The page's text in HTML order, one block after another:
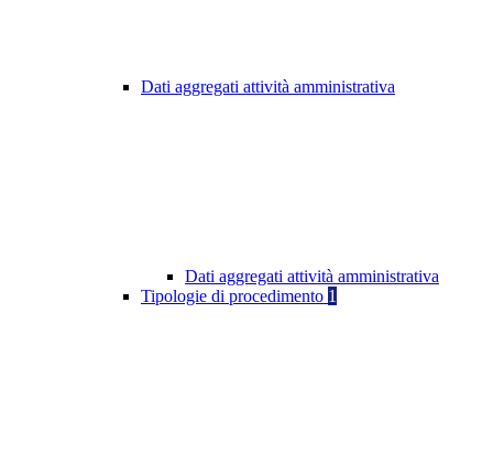
Dati aggregati attività amministrativa
Dati aggregati attività amministrativa
Tipologie di procedimento 1